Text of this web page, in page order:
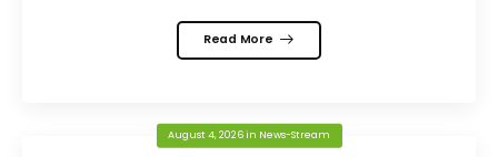
Read More
August 4, 2026in News-Stream